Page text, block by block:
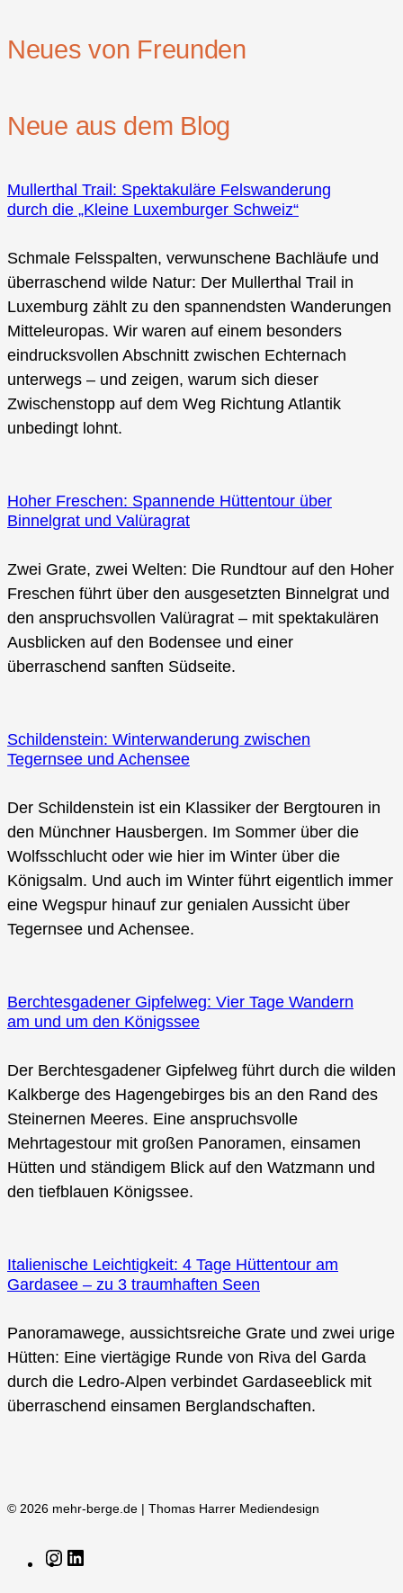
Neues von Freunden
Neue aus dem Blog
Mullerthal Trail: Spektakuläre Felswanderung
durch die „Kleine Luxemburger Schweiz“
Schmale Felsspalten, verwunschene Bachläufe und
überraschend wilde Natur: Der Mullerthal Trail in
Luxemburg zählt zu den spannendsten Wanderungen
Mitteleuropas. Wir waren auf einem besonders
eindrucksvollen Abschnitt zwischen Echternach
unterwegs – und zeigen, warum sich dieser
Zwischenstopp auf dem Weg Richtung Atlantik
unbedingt lohnt.
Hoher Freschen: Spannende Hüttentour über
Binnelgrat und Valüragrat
Zwei Grate, zwei Welten: Die Rundtour auf den Hoher
Freschen führt über den ausgesetzten Binnelgrat und
den anspruchsvollen Valüragrat – mit spektakulären
Ausblicken auf den Bodensee und einer
überraschend sanften Südseite.
Schildenstein: Winterwanderung zwischen
Tegernsee und Achensee
Der Schildenstein ist ein Klassiker der Bergtouren in
den Münchner Hausbergen. Im Sommer über die
Wolfsschlucht oder wie hier im Winter über die
Königsalm. Und auch im Winter führt eigentlich immer
eine Wegspur hinauf zur genialen Aussicht über
Tegernsee und Achensee.
Berchtesgadener Gipfelweg: Vier Tage Wandern
am und um den Königssee
Der Berchtesgadener Gipfelweg führt durch die wilden
Kalkberge des Hagengebirges bis an den Rand des
Steinernen Meeres. Eine anspruchsvolle
Mehrtagestour mit großen Panoramen, einsamen
Hütten und ständigem Blick auf den Watzmann und
den tiefblauen Königssee.
Italienische Leichtigkeit: 4 Tage Hüttentour am
Gardasee – zu 3 traumhaften Seen
Panoramawege, aussichtsreiche Grate und zwei urige
Hütten: Eine viertägige Runde von Riva del Garda
durch die Ledro-Alpen verbindet Gardaseeblick mit
überraschend einsamen Berglandschaften.
© 2026 mehr-berge.de | Thomas Harrer Mediendesign
Instagram